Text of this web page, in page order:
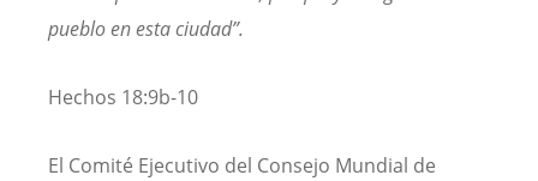
pueblo en esta ciudad”.
Hechos 18:9b-10
El Comité Ejecutivo del Consejo Mundial de